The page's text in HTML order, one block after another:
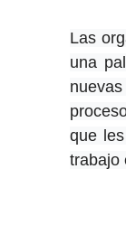
Las
una
que
trabajo